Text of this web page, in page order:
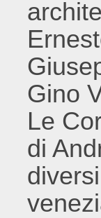
Gino
Le
di